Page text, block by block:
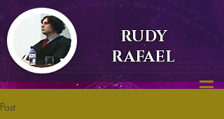
RUDY
RAFAEL
Post